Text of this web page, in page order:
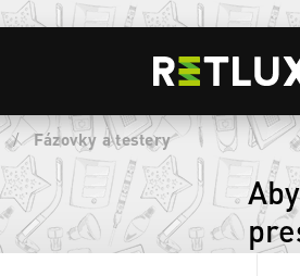
/ Fázovky a testery